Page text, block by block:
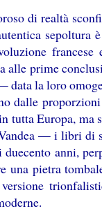
di realtà
sepoltura
francese
alle prime
data la loro
dalle
tutta Europa, ma
— i libri di
anni,
una pietra